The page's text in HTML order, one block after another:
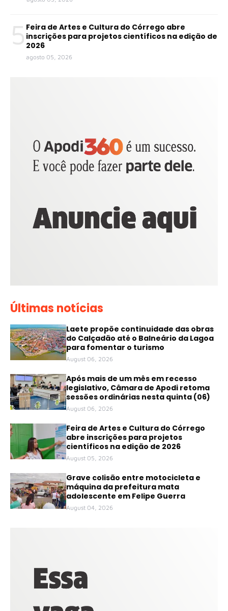
5 Feira de Artes e Cultura do Córrego abre
inscrições para projetos científicos na edição de
2026
agosto 05, 2026
Últimas notícias
Laete propõe continuidade das obras
do Calçadão até o Balneário da Lagoa
para fomentar o turismo
August 06, 2026
Após mais de um mês em recesso
legislativo, Câmara de Apodi retoma
sessões ordinárias nesta quinta (06)
August 06, 2026
Feira de Artes e Cultura do Córrego
abre inscrições para projetos
científicos na edição de 2026
August 05, 2026
Grave colisão entre motocicleta e
máquina da prefeitura mata
adolescente em Felipe Guerra
August 04, 2026